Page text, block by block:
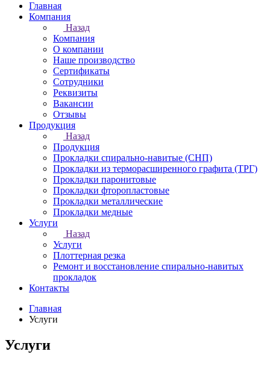
Главная
Компания
Назад
Компания
О компании
Наше производство
Сертификаты
Сотрудники
Реквизиты
Вакансии
Отзывы
Продукция
Назад
Продукция
Прокладки спирально-навитые (СНП)
Прокладки из терморасширенного графита (ТРГ)
Прокладки паронитовые
Прокладки фторопластовые
Прокладки металлические
Прокладки медные
Услуги
Назад
Услуги
Плоттерная резка
Ремонт и восстановление спирально-навитых
прокладок
Контакты
Главная
Услуги
Услуги